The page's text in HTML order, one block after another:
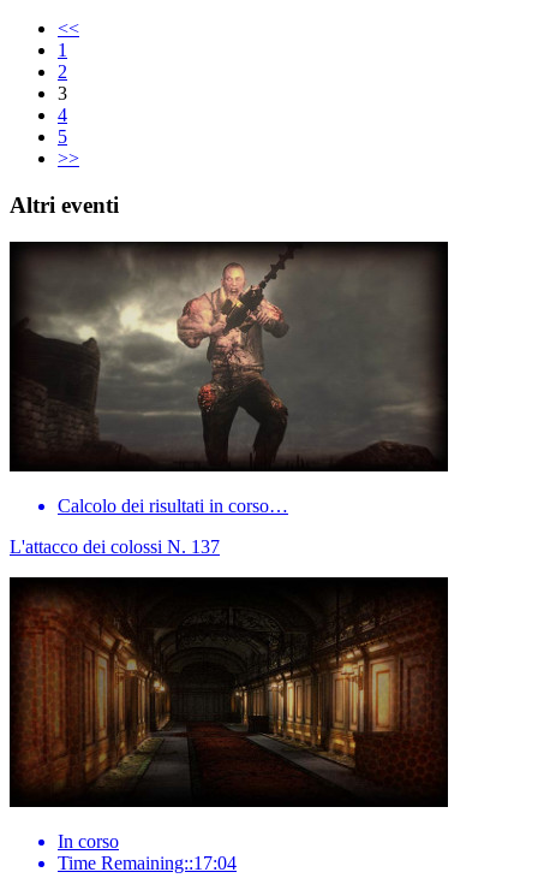
<<
1
2
3
4
5
>>
Altri eventi
Calcolo dei risultati in corso…
L'attacco dei colossi N. 137
In corso
Time Remaining::17:04